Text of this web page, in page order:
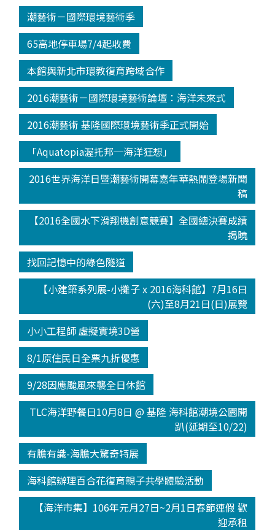
潮藝術－國際環境藝術季
65高地停車場7/4起收費
本館與新北市環教復育跨域合作
2016潮藝術－國際環境藝術論壇：海洋未來式
2016潮藝術 基隆國際環境藝術季正式開始
「Aquatopia渥托邦─海洋狂想」
2016世界海洋日暨潮藝術開幕嘉年華熱鬧登場新聞
稿
【2016全國水下滑翔機創意競賽】全國總決賽成績
揭曉
找回記憶中的綠色隧道
【小建築系列展-小攤子 x 2016海科館】7月16日
(六)至8月21日(日)展覽
小小工程師 虛擬實境3D營
8/1原住民日全票九折優惠
9/28因應颱風來襲全日休館
TLC海洋野餐日10月8日 @ 基隆 海科館潮境公園開
趴(延期至10/22)
有膽有識-海膽大驚奇特展
海科館辦理百合花復育親子共學體驗活動
【海洋市集】106年元月27日~2月1日春節連假 歡
迎承租